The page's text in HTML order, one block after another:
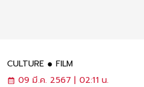
CULTURE
FILM
09 มี.ค. 2567 | 02:11 น.